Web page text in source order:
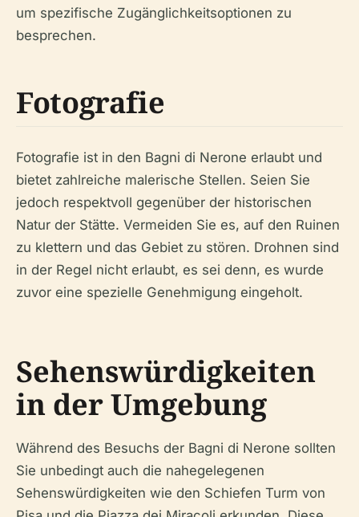
um spezifische Zugänglichkeitsoptionen zu
besprechen.
Fotografie
Fotografie ist in den Bagni di Nerone erlaubt und
bietet zahlreiche malerische Stellen. Seien Sie
jedoch respektvoll gegenüber der historischen
Natur der Stätte. Vermeiden Sie es, auf den Ruinen
zu klettern und das Gebiet zu stören. Drohnen sind
in der Regel nicht erlaubt, es sei denn, es wurde
zuvor eine spezielle Genehmigung eingeholt.
Sehenswürdigkeiten
in der Umgebung
Während des Besuchs der Bagni di Nerone sollten
Sie unbedingt auch die nahegelegenen
Sehenswürdigkeiten wie den Schiefen Turm von